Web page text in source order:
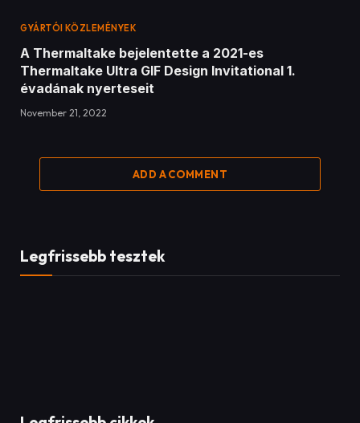
GYÁRTÓI KÖZLEMÉNYEK
A Thermaltake bejelentette a 2021-es
Thermaltake Ultra GIF Design Invitational 1.
évadának nyerteseit
November 21, 2022
ADD A COMMENT
Legfrissebb tesztek